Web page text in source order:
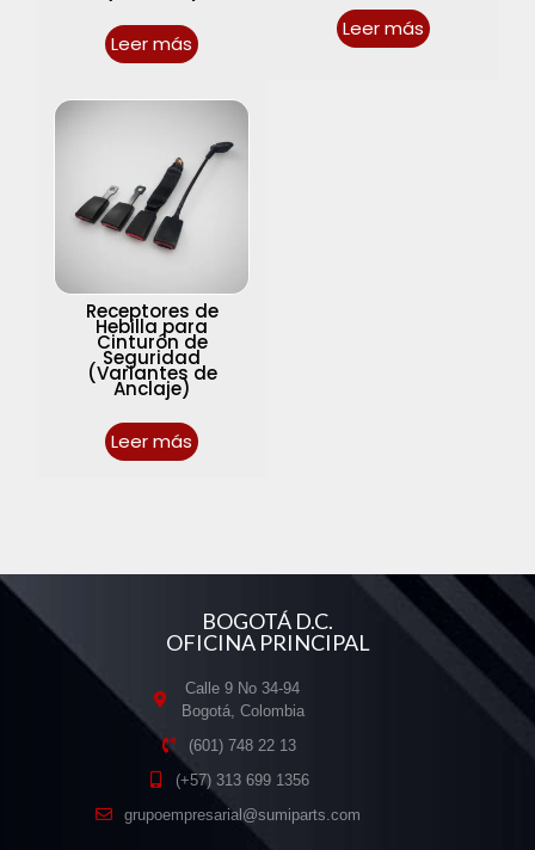
Leer más
Leer más
Receptores de
Hebilla para
Cinturón de
Seguridad
(Variantes de
Anclaje)
Leer más
BOGOTÁ D.C.
OFICINA PRINCIPAL
Calle 9 No 34-94
Bogotá, Colombia
(601) 748 22 13
(+57) 313 699 1356
grupoempresarial@sumiparts.com